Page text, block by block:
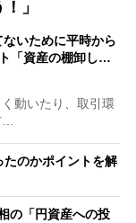
」
ないために平時から
「資産の棚卸し…
動いたり、取引環
…
のかポイントを解
の「円資産への投